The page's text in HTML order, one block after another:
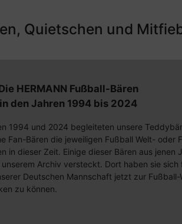
Quietschen und
HERMANN Fußball-Bären
in den Jahren 1994 bis 2024
1994 und 2024 begleiteten unsere
Fan-Bären die jeweiligen Fußball Welt- oder
in dieser Zeit. Einige dieser Bären aus jenen
Archiv versteckt. Dort haben sie sich
Deutschen Mannschaft jetzt zur Fußball-
zu können.